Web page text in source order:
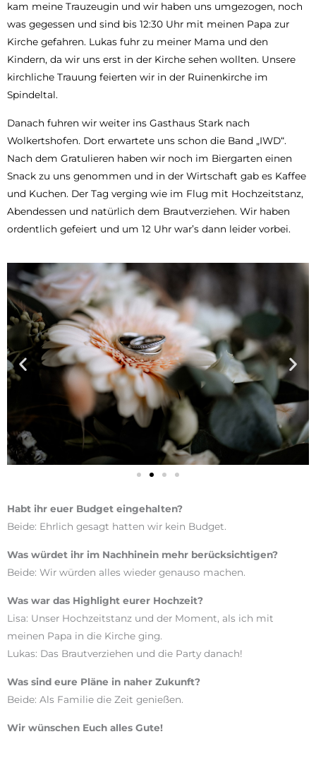
kam meine Trauzeugin und wir haben uns umgezogen, noch
was gegessen und sind bis 12:30 Uhr mit meinen Papa zur
Kirche gefahren. Lukas fuhr zu meiner Mama und den
Kindern, da wir uns erst in der Kirche sehen wollten. Unsere
kirchliche Trauung feierten wir in der Ruinenkirche im
Spindeltal.
Danach fuhren wir weiter ins Gasthaus Stark nach
Wolkertshofen. Dort erwartete uns schon die Band „IWD“.
Nach dem Gratulieren haben wir noch im Biergarten einen
Snack zu uns genommen und in der Wirtschaft gab es Kaffee
und Kuchen. Der Tag verging wie im Flug mit Hochzeitstanz,
Abendessen und natürlich dem Brautverziehen. Wir haben
ordentlich gefeiert und um 12 Uhr war’s dann leider vorbei.
Habt ihr euer Budget eingehalten?
Beide: Ehrlich gesagt hatten wir kein Budget.
Was würdet ihr im Nachhinein mehr berücksichtigen?
Beide: Wir würden alles wieder genauso machen.
Was war das Highlight eurer Hochzeit?
Lisa: Unser Hochzeitstanz und der Moment, als ich mit
meinen Papa in die Kirche ging.
Lukas: Das Brautverziehen und die Party danach!
Was sind eure Pläne in naher Zukunft?
Beide: Als Familie die Zeit genießen.
Wir wünschen Euch alles Gute!